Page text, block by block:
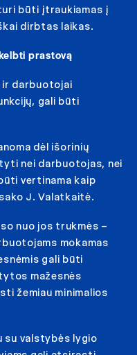
būti įtraukiamas į
dirbtas laikas.
prastovą
ir darbuotojai
gali būti
dėl išorinių
nei darbuotojas, nei
vertinama kaip
J. Valatkaitė.
nuo jos trukmės –
mokamas
gali būti
mažesnės
žemiau minimalios
su valstybės lygio